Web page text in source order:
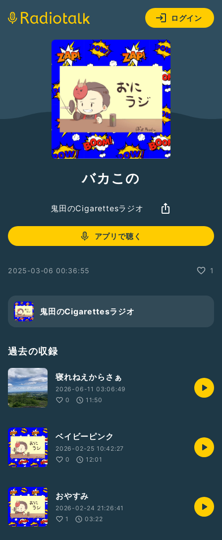
ログイン
バカこの
鬼田のCigarettesラジオ
アプリで聴く
2025-03-06 00:36:55 1
鬼田のCigarettesラジオ
過去の収録
寝れねえからさぁ
2026-06-11 03:06:49
0
11:50
ベイビーピンク
2026-02-25 10:42:27
0
12:01
おやすみ
2026-02-24 21:26:41
1
03:22